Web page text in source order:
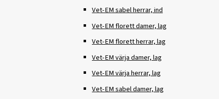
Vet-EM sabel herrar, ind
Vet-EM florett damer, lag
Vet-EM florett herrar, lag
Vet-EM värja damer, lag
Vet-EM värja herrar, lag
Vet-EM sabel damer, lag